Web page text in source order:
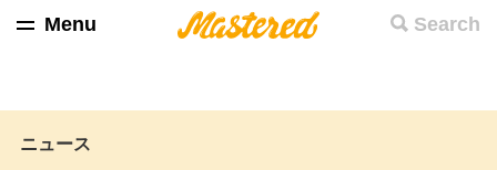
Search
Menu
ニュース